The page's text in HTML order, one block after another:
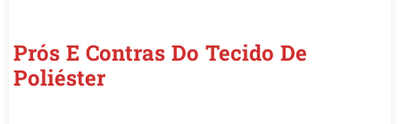
Prós E Contras Do Tecido De
Poliéster